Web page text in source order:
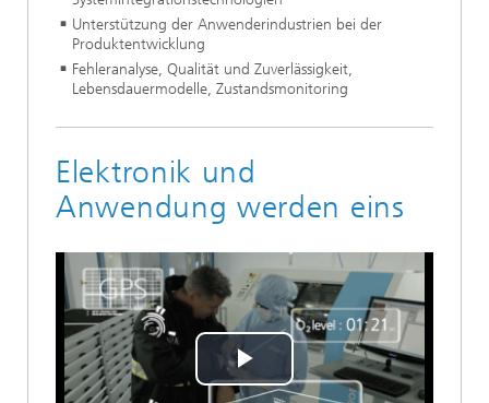
Unterstützung der Anwenderindustrien bei der
Produktentwicklung
Fehleranalyse, Qualität und Zuverlässigkeit,
Lebensdauermodelle, Zustandsmonitoring
Elektronik und
Anwendung werden eins
Play